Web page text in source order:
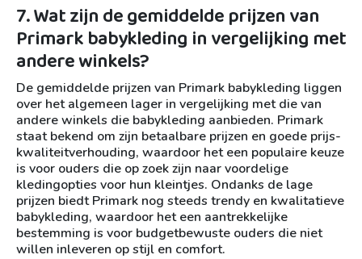
7. Wat zijn de gemiddelde prijzen van
Primark babykleding in vergelijking met
andere winkels?
De gemiddelde prijzen van Primark babykleding liggen
over het algemeen lager in vergelijking met die van
andere winkels die babykleding aanbieden. Primark
staat bekend om zijn betaalbare prijzen en goede prijs-
kwaliteitverhouding, waardoor het een populaire keuze
is voor ouders die op zoek zijn naar voordelige
kledingopties voor hun kleintjes. Ondanks de lage
prijzen biedt Primark nog steeds trendy en kwalitatieve
babykleding, waardoor het een aantrekkelijke
bestemming is voor budgetbewuste ouders die niet
willen inleveren op stijl en comfort.